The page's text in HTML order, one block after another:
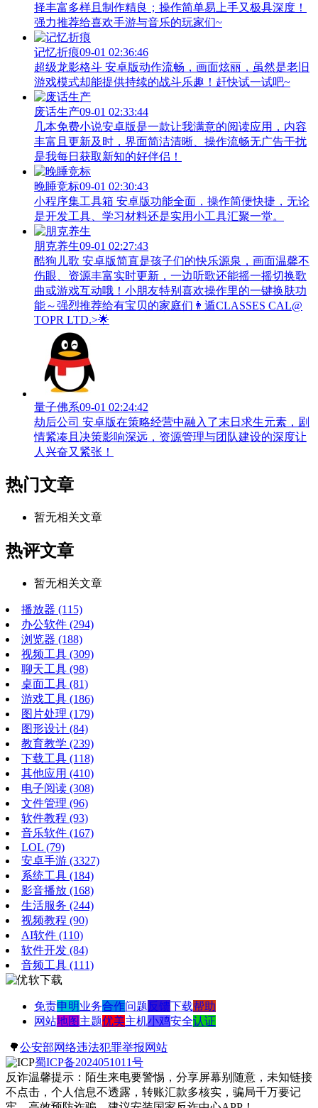
择丰富多样且制作精良；操作简单易上手又极具深度！
强力推荐给喜欢手游与音乐的玩家们~
记忆折痕09-01 02:36:46
超级龙影格斗 安卓版动作流畅，画面炫丽，虽然是老旧
游戏模式却能提供持续的战斗乐趣！赶快试一试吧~
废话生产09-01 02:33:44
几本免费小说安卓版是一款让我满意的阅读应用，内容
丰富且更新及时，界面简洁清晰、操作流畅无广告干扰
是我每日获取新知的好伴侣！
晚睡竞标09-01 02:30:43
小程序集工具箱 安卓版功能全面，操作简便快捷，无论
是开发工具、学习材料还是实用小工具汇聚一堂。
朋克养生09-01 02:27:43
酷狗儿歌 安卓版简直是孩子们的快乐源泉，画面温馨不
伤眼、资源丰富实时更新，一边听歌还能摇一摇切换歌
曲或游戏互动哦！小朋友特别喜欢操作里的一键换肤功
能～强烈推荐给有宝贝的家庭们👨‍遁️CLASSES CAL@
TOPR LTD.>🌟
量子佛系09-01 02:24:42
劫后公司 安卓版在策略经营中融入了末日求生元素，剧
情紧凑且决策影响深远，资源管理与团队建设的深度让
人兴奋又紧张！
热门文章
暂无相关文章
热评文章
暂无相关文章
播放器 (115)
办公软件 (294)
浏览器 (188)
视频工具 (309)
聊天工具 (98)
桌面工具 (81)
游戏工具 (186)
图片处理 (179)
图形设计 (84)
教育教学 (239)
下载工具 (118)
其他应用 (410)
电子阅读 (308)
文件管理 (96)
软件教程 (93)
音乐软件 (167)
LOL (79)
安卓手游 (3327)
系统工具 (184)
影音播放 (168)
生活服务 (244)
视频教程 (90)
AI软件 (110)
软件开发 (84)
音频工具 (111)
免责申明业务合作问题反馈下载帮助
网站地图 主题优美主机小鸡安全认证
🌳公安部网络违法犯罪举报网站
蜀ICP备2024051011号
反诈温馨提示：陌生来电要警惕，分享屏幕别随意，未知链接
不点击，个人信息不透露，转账汇款多核实，骗局千万要记